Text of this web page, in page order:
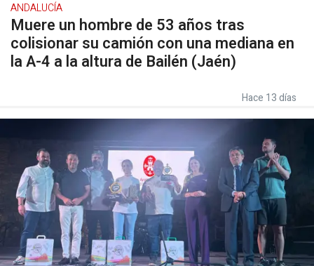
ANDALUCÍA
Muere un hombre de 53 años tras
colisionar su camión con una mediana en
la A-4 a la altura de Bailén (Jaén)
Hace 13 días